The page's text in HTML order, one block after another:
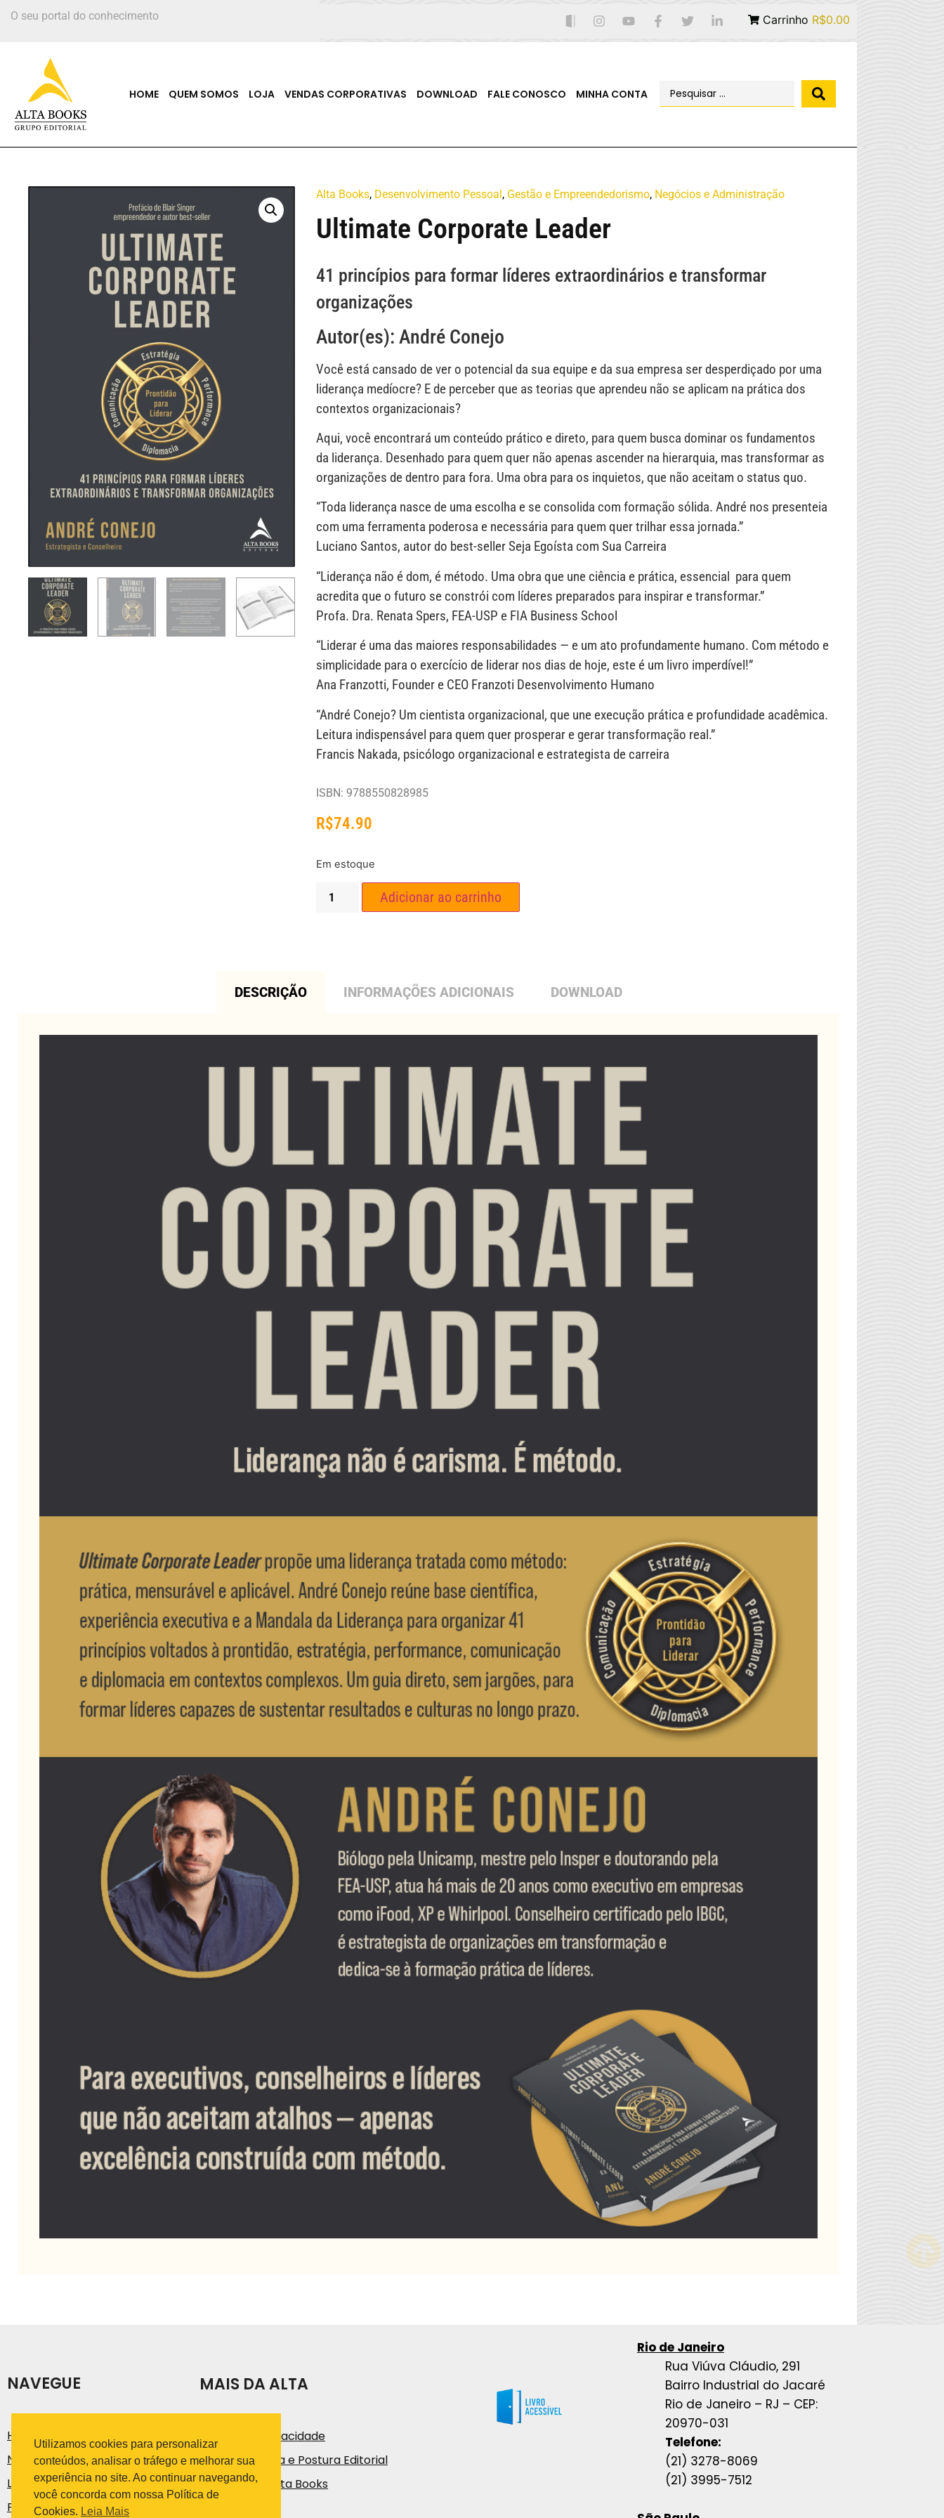
O seu portal do conhecimento Carrinho R$0.00
HOME QUEM SOMOS LOJA VENDAS CORPORATIVAS DOWNLOAD FALE CONOSCO MINHA CONTA
Alta Books, Desenvolvimento Pessoal, Gestão e Empreendedorismo, Negócios e Administração
Ultimate Corporate Leader
41 princípios para formar líderes extraordinários e transformar
organizações
Autor(es): André Conejo
Você está cansado de ver o potencial da sua equipe e da sua empresa ser desperdiçado por uma
liderança medíocre? E de perceber que as teorias que aprendeu não se aplicam na prática dos
contextos organizacionais?
Aqui, você encontrará um conteúdo prático e direto, para quem busca dominar os fundamentos
da liderança. Desenhado para quem quer não apenas ascender na hierarquia, mas transformar as
organizações de dentro para fora. Uma obra para os inquietos, que não aceitam o status quo.
“Toda liderança nasce de uma escolha e se consolida com formação sólida. André nos presenteia
com uma ferramenta poderosa e necessária para quem quer trilhar essa jornada.”
Luciano Santos, autor do best-seller Seja Egoísta com Sua Carreira
“Liderança não é dom, é método. Uma obra que une ciência e prática, essencial para quem
acredita que o futuro se constrói com líderes preparados para inspirar e transformar.”
Profa. Dra. Renata Spers, FEA-USP e FIA Business School
“Liderar é uma das maiores responsabilidades — e um ato profundamente humano. Com método e
simplicidade para o exercício de liderar nos dias de hoje, este é um livro imperdível!”
Ana Franzotti, Founder e CEO Franzoti Desenvolvimento Humano
“André Conejo? Um cientista organizacional, que une execução prática e profundidade acadêmica.
Leitura indispensável para quem quer prosperar e gerar transformação real.”
Francis Nakada, psicólogo organizacional e estrategista de carreira
ISBN: 9788550828985
R$74.90
Em estoque
Adicionar ao carrinho
DESCRIÇÃO INFORMAÇÕES ADICIONAIS DOWNLOAD
NAVEGUE
História
Notícias e Artigos
Loja
Fale Conosco
MAIS DA ALTA
Política de Privacidade
Código de Ética e Postura Editorial
Trabalhe na Alta Books
Rio de Janeiro
Rua Viúva Cláudio, 291
Bairro Industrial do Jacaré
Rio de Janeiro – RJ – CEP:
20970-031
Telefone:
(21) 3278-8069
(21) 3995-7512
Utilizamos cookies para personalizar
conteúdos, analisar o tráfego e melhorar sua
experiência no site. Ao continuar navegando,
você concorda com nossa Política de
Cookies. Leia Mais